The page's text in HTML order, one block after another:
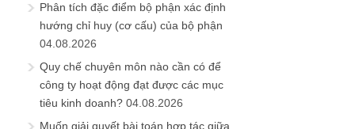
Phân tích đặc điểm bộ phận xác định
hướng chỉ huy (cơ cấu) của bộ phận
04.08.2026
Quy chế chuyên môn nào cần có để
công ty hoạt động đạt được các mục
tiêu kinh doanh? 04.08.2026
Muốn giải quyết bài toán hợp tác giữa